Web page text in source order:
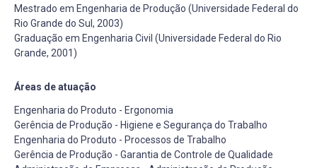
Mestrado em Engenharia de Produção (Universidade Federal do
Rio Grande do Sul, 2003)
Graduação em Engenharia Civil (Universidade Federal do Rio
Grande, 2001)
Áreas de atuação
Engenharia do Produto - Ergonomia
Gerência de Produção - Higiene e Segurança do Trabalho
Engenharia do Produto - Processos de Trabalho
Gerência de Produção - Garantia de Controle de Qualidade